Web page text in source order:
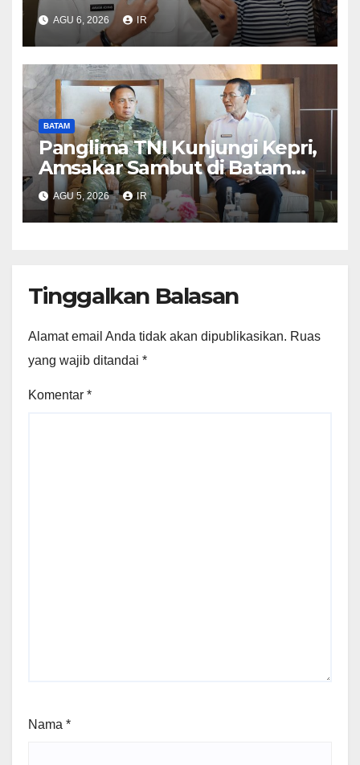
Ruang Laut Sesuai Ketentuan
Peraturan Perundang-
undangan
AGU 6, 2026 IR
BATAM
Panglima TNI Kunjungi Kepri,
Amsakar Sambut di Batam
Sebelum Bertolak ke Lingga
AGU 5, 2026 IR
Tinggalkan Balasan
Alamat email Anda tidak akan dipublikasikan. Ruas
yang wajib ditandai *
Komentar *
Nama *